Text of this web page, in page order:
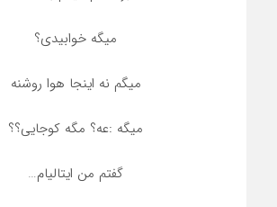
میگه خوابیدی؟
میگم نه اینجا هوا روشنه
میگه :عه؟ مگه کوجایی؟؟
گفتم من ایتالیام…